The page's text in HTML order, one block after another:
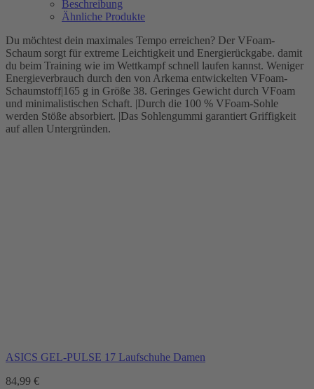
Beschreibung
Ähnliche Produkte
Du möchtest dein maximales Tempo erreichen? Der VFoam-
Schaum sorgt für extreme Leichtigkeit und Energierückgabe. damit
du beim Training wie im Wettkampf schnell laufen kannst. Weniger
Energieverbrauch durch den von Arkema entwickelten VFoam-
Schaumstoff|165 g in Größe 38. Geringes Gewicht durch VFoam
und minimalistischen Schaft. |Durch die 100 % VFoam-Sohle
werden Stöße absorbiert. |Das Sohlengummi garantiert Griffigkeit
auf allen Untergründen.
ASICS GEL-PULSE 17 Laufschuhe Damen
84,99 €